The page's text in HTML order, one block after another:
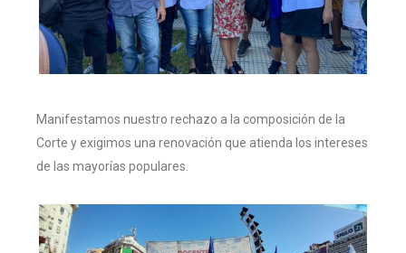
Manifestamos nuestro rechazo a la composición de la
Corte y exigimos una renovación que atienda los intereses
de las mayorías populares.